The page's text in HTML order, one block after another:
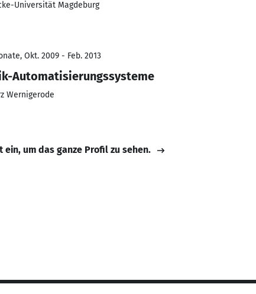
Universität Magdeburg
Okt. 2009 - Feb. 2013
Automatisierungssysteme
Wernigerode
ein, um das ganze Profil zu sehen.